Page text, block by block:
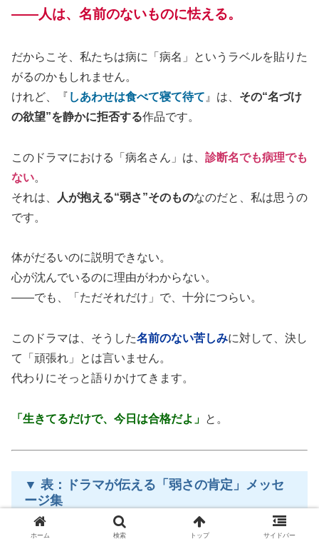
——人は、名前のないものに怯える。
だからこそ、私たちは病に「病名」というラベルを貼りた
がるのかもしれません。
けれど、『 しあわせは食べて寝て待て 』は、 その“名づけ
の欲望”を静かに拒否する作品です。
このドラマにおける「病名さん」は、 診断名でも病理でも
ない。
それは、
人が抱える“弱さ”そのものなのだと、私は思うの
です。
体がだるいのに説明できない。
心が沈んでいるのに理由がわからない。
——でも、「ただそれだけ」で、十分につらい。
このドラマは、そうした名前のない苦しみに対して、決し
て「頑張れ」とは言いません。
代わりにそっと語りかけてきます。
「生きてるだけで、今日は合格だよ」 と。
▼ 表：ドラマが伝える「弱さの肯定」メッセ
ージ集
ホーム 検索 トップ サイドバー